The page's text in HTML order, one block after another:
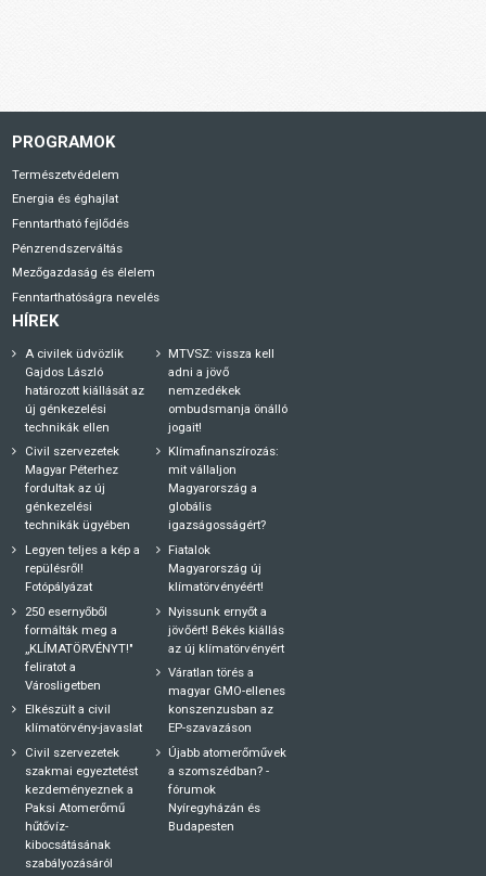
PROGRAMOK
Természetvédelem
Energia és éghajlat
Fenntartható fejlődés
Pénzrendszerváltás
Mezőgazdaság és élelem
Fenntarthatóságra nevelés
HÍREK
A civilek üdvözlik
Gajdos László
határozott kiállását az
új génkezelési
technikák ellen
Civil szervezetek
Magyar Péterhez
fordultak az új
génkezelési
technikák ügyében
Legyen teljes a kép a
repülésről!
Fotópályázat
250 esernyőből
formálták meg a
„KLÍMATÖRVÉNYT!"
feliratot a
Városligetben
Elkészült a civil
klímatörvény-javaslat
Civil szervezetek
szakmai egyeztetést
kezdeményeznek a
Paksi Atomerőmű
hűtővíz-
kibocsátásának
szabályozásáról
MTVSZ: vissza kell
adni a jövő
nemzedékek
ombudsmanja önálló
jogait!
Klímafinanszírozás:
mit vállaljon
Magyarország a
globális
igazságosságért?
Fiatalok
Magyarország új
klímatörvényéért!
Nyissunk ernyőt a
jövőért! Békés kiállás
az új klímatörvényért
Váratlan törés a
magyar GMO-ellenes
konszenzusban az
EP-szavazáson
Újabb atomerőművek
a szomszédban? -
fórumok
Nyíregyházán és
Budapesten